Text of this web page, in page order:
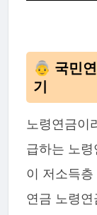
👵 국민
기
노령연금이
급하는 노
이 저소득
연금 노령